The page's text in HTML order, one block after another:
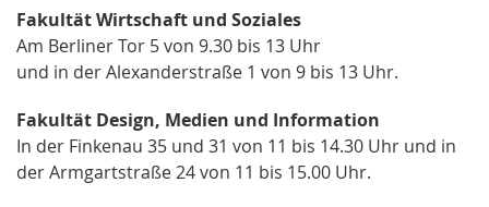
Fakultät Wirtschaft und Soziales
Am Berliner Tor 5 von 9.30 bis 13 Uhr
und in der Alexanderstraße 1 von 9 bis 13 Uhr.
Fakultät Design, Medien und Information
In der Finkenau 35 und 31 von 11 bis 14.30 Uhr und in
der Armgartstraße 24 von 11 bis 15.00 Uhr.